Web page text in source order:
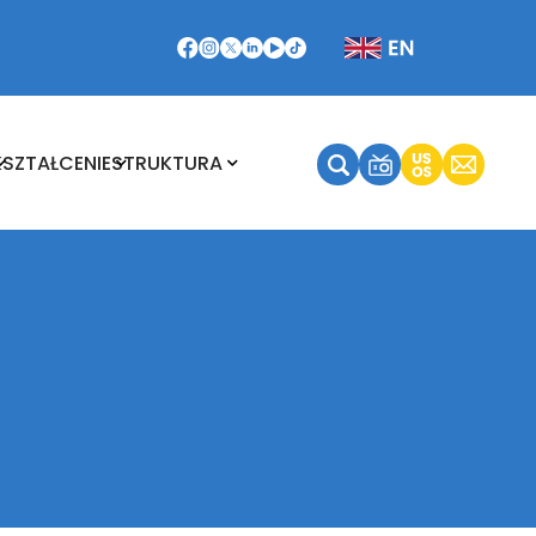
STRUKTURA